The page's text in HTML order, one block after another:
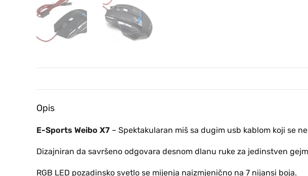
Opis
E-Sports Weibo X7 – Spektakularan miš sa dugim usb kablom koji se
Dizajniran da savršeno odgovara desnom dlanu ruke za jedinstven
RGB LED pozadinsko svetlo se mijenja naizmjenično na 7 nijansi boja.